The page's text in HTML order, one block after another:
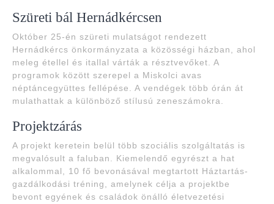
Szüreti bál Hernádkércsen
Október 25-én szüreti mulatságot rendezett
Hernádkércs önkormányzata a közösségi házban, ahol
meleg étellel és itallal várták a résztvevőket. A
programok között szerepel a Miskolci avas
néptáncegyüttes fellépése. A vendégek több órán át
mulathattak a különböző stílusú zeneszámokra.
Projektzárás
A projekt keretein belül több szociális szolgáltatás is
megvalósult a faluban. Kiemelendő egyrészt a hat
alkalommal, 10 fő bevonásával megtartott Háztartás-
gazdálkodási tréning, amelynek célja a projektbe
bevont egyének és családok önálló életvezetési